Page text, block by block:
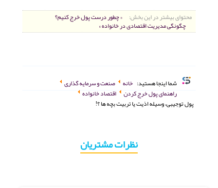
محتوای بیشتر در این بخش: « چطور درست پول خرج کنیم؟
چگونگی مدیریت اقتصادی در خانواده »
شما اینجا هستید: خانه
صنعت و سرمایه گذاری
راهنمای پول خرج کردن اقتصاد خانواده
پول توجیبی، وسیله اذیت یا تربیت بچه ها ؟!
نظرات مشتریان